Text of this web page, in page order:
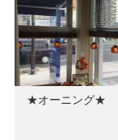
★オーニング★